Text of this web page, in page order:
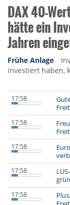
DAX 40-
hätte ein
Jahren
Frühe Anlage
investiert haben,
17:58
17:58
17:58
17:58
17:58